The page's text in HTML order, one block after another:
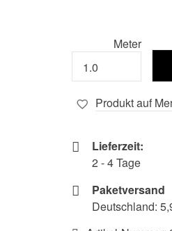
Meter
Produkt auf
Lieferzeit:
2 - 4 Tage
Paketversand
Deutschland: